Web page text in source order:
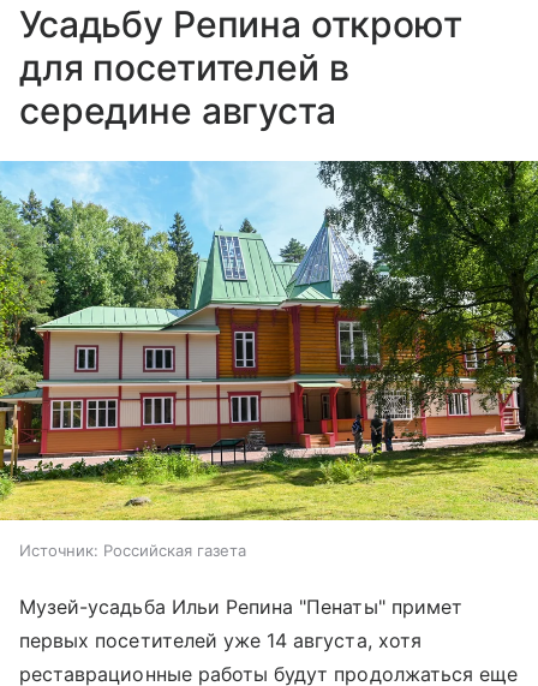
Усадьбу Репина откроют
для посетителей в
середине августа
Источник: Российская газета
Музей-усадьба Ильи Репина "Пенаты" примет
первых посетителей уже 14 августа, хотя
реставрационные работы будут продолжаться еще